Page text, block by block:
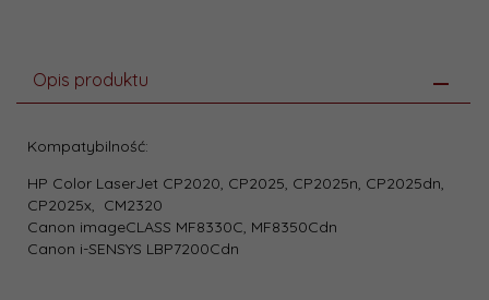
Opis produktu
Kompatybilność:
HP Color LaserJet CP2020, CP2025, CP2025n, CP2025dn,
CP2025x, CM2320
Canon imageCLASS MF8330C, MF8350Cdn
Canon i-SENSYS LBP7200Cdn